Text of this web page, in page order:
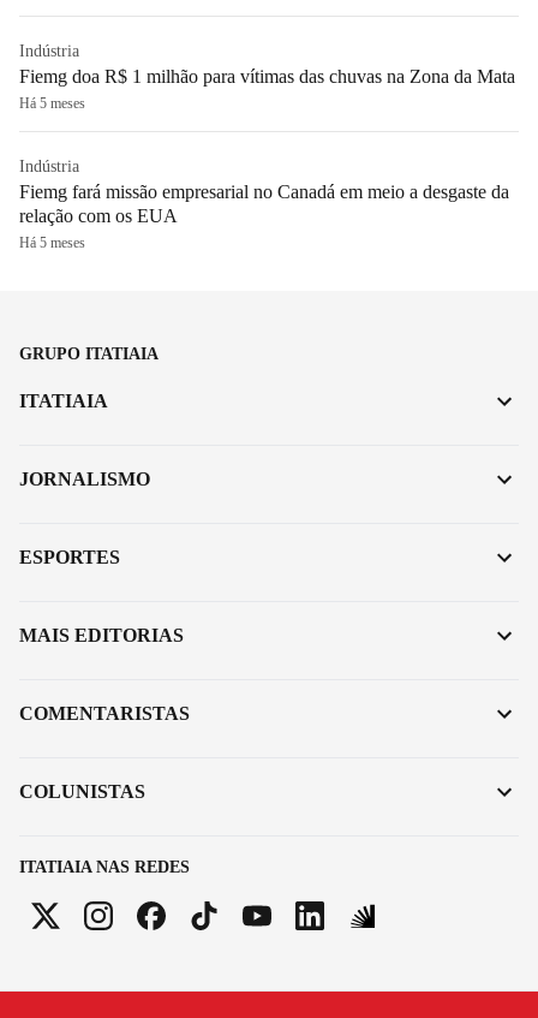
Indústria
Fiemg doa R$ 1 milhão para vítimas das chuvas na Zona da Mata
Há 5 meses
Indústria
Fiemg fará missão empresarial no Canadá em meio a desgaste da
relação com os EUA
Há 5 meses
GRUPO ITATIAIA
ITATIAIA NAS REDES
ITATIAIA
JORNALISMO
ESPORTES
MAIS EDITORIAS
COMENTARISTAS
COLUNISTAS